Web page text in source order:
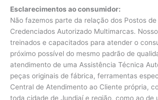
Esclarecimentos ao consumidor:
Não fazemos parte da relação dos Postos
Credenciados Autorizado Multimarcas.
treinados e capacitados para atender o
próximo possível do mesmo padrão de
atendimento de uma Assistência Técnica
peças originais de fábrica, ferramentas
Central de Atendimento ao Cliente própria,
toda cidade de Jundiaí e região, como ao de